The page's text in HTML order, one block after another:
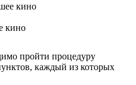
кино
кино
пройти процедуру
каждый из которых